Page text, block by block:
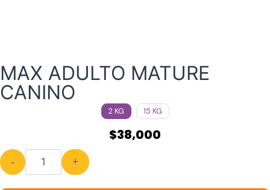
MAX ADULTO MATURE
CANINO
2 KG 15 KG
$38,000
- +